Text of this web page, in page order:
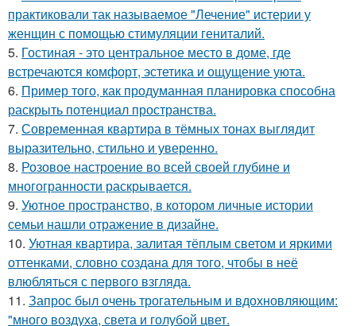
практиковали так называемое "Лечение" истерии у
женщин с помощью стимуляции гениталий.
5. Гостиная - это центральное место в доме, где
встречаются комфорт, эстетика и ощущение уюта.
6. Пример того, как продуманная планировка способна
раскрыть потенциал пространства.
7. Современная квартира в тёмных тонах выглядит
выразительно, стильно и уверенно.
8. Розовое настроение во всей своей глубине и
многогранности раскрывается.
9. Уютное пространство, в котором личные истории
семьи нашли отражение в дизайне.
10. Уютная квартира, залитая тёплым светом и яркими
оттенками, словно создана для того, чтобы в неё
влюбляться с первого взгляда.
11. Запрос был очень трогательным и вдохновляющим:
"много воздуха, света и голубой цвет.